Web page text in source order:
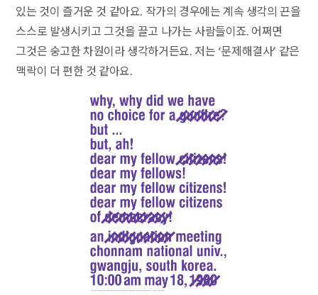
있는 것이 즐거운 것 같아요. 작가의 경우에는 계속 생각의 끈을
스스로 발생시키고 그것을 끌고 나가는 사람들이죠. 어쩌면
그것은 숭고한 차원이라 생각하거든요. 저는 ‘문제해결사’ 같은
맥락이 더 편한 것 같아요.